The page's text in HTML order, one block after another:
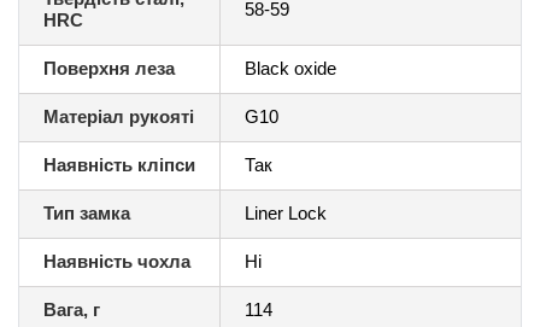
HRC
58-59
Поверхня леза Black oxide
Матеріал рукояті G10
Наявність кліпси Так
Тип замка Liner Lock
Наявність чохла Ні
Вага, г 114